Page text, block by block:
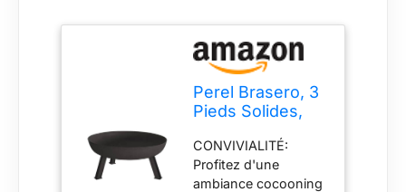
Perel Brasero, 3
Pieds Solides,
100 cm, Fonte,
Noir
CONVIVIALITÉ:
Profitez d'une
ambiance cocooning